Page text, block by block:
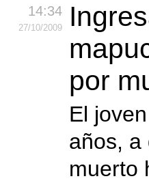
14:34
27/10/2009
por
El
años, a
muerto